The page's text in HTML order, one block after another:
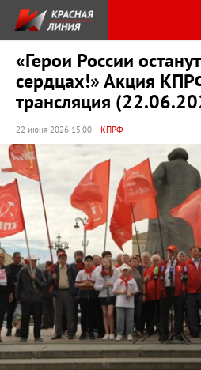
«Герои России
сердцах!» Акция
трансляция
22 июня 2026 15:00 – КПРФ